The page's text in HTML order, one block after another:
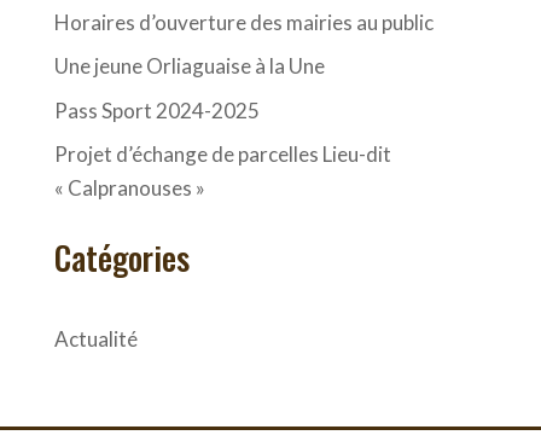
Horaires d’ouverture des mairies au public
Une jeune Orliaguaise à la Une
Pass Sport 2024-2025
Projet d’échange de parcelles Lieu-dit
« Calpranouses »
Catégories
Actualité